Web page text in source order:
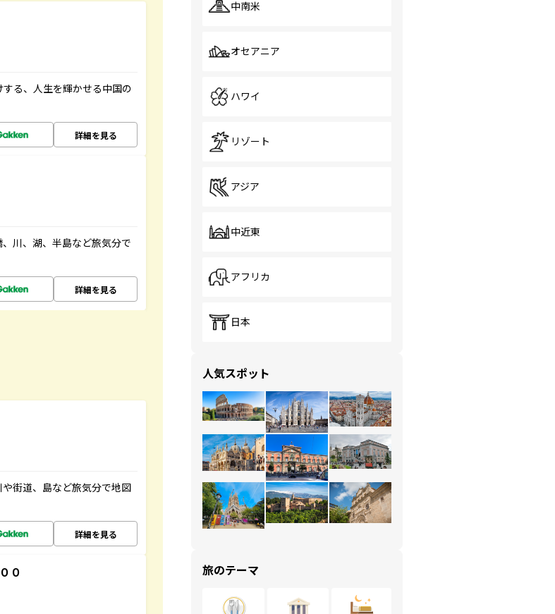
る、人生を輝かせる中国の
詳細を見る
川、湖、半島など旅気分で
詳細を見る
街道、島など旅気分で地図
詳細を見る
０
中南米
オセアニア
ハワイ
リゾート
アジア
中近東
アフリカ
日本
人気スポット
旅のテーマ